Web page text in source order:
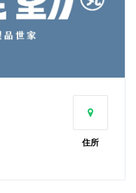
住所